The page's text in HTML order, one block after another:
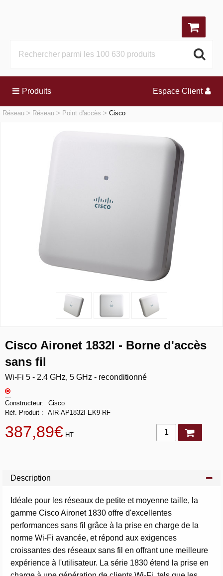
Produits Espace Client
Réseau Réseau Point d'accès Cisco
Cisco Aironet 1832I - Borne d'accès
sans fil
Wi-Fi 5 - 2.4 GHz, 5 GHz - reconditionné
Constructeur
Cisco
Réf. Produit
AIR-AP1832I-EK9-RF
387,89€ HT
Description
Idéale pour les réseaux de petite et moyenne taille, la
gamme Cisco Aironet 1830 offre d'excellentes
performances sans fil grâce à la prise en charge de la
norme Wi-Fi avancée, et répond aux exigences
croissantes des réseaux sans fil en offrant une meilleure
expérience à l'utilisateur. La série 1830 étend la prise en